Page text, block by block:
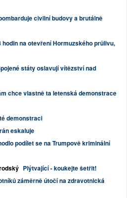
civilní budovy a brutálně
hodin na otevření Hormuzského průlivu,
státy oslavují vítězství nad
chce vlastně ta letenská demonstrace
demonstraci
eskaluje
podílet se na Trumpově kriminální
Plýtvající - koukejte šetřit!
záměrně útočí na zdravotnická